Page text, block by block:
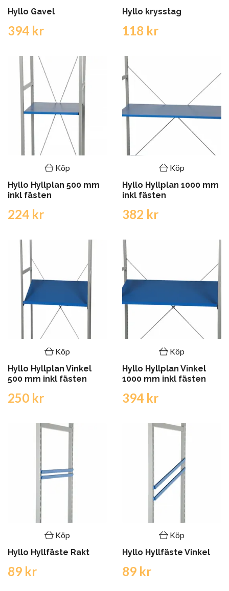
Hyllo Gavel
394 kr
Hyllo krysstag
118 kr
Köp
Hyllo Hyllplan 500 mm
inkl fästen
224 kr
Köp
Hyllo Hyllplan 1000 mm
inkl fästen
382 kr
Köp
Hyllo Hyllplan Vinkel
500 mm inkl fästen
250 kr
Köp
Hyllo Hyllplan Vinkel
1000 mm inkl fästen
394 kr
Köp
Hyllo Hyllfäste Rakt
89 kr
Köp
Hyllo Hyllfäste Vinkel
89 kr